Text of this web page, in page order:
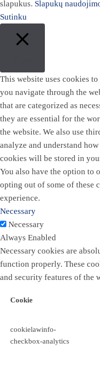
slapukus. Slapukų
Sutinku
This website uses cookies
you navigate through the
that are categorized as
they are essential for the
the website. We also use
analyze and understand
cookies will be stored in
You also have the option to
opting out of some of these
experience.
Necessary
Necessary
Always Enabled
Necessary cookies are
function properly. These
and security features of the
Cookie
cookielawinfo-
checkbox-analytics